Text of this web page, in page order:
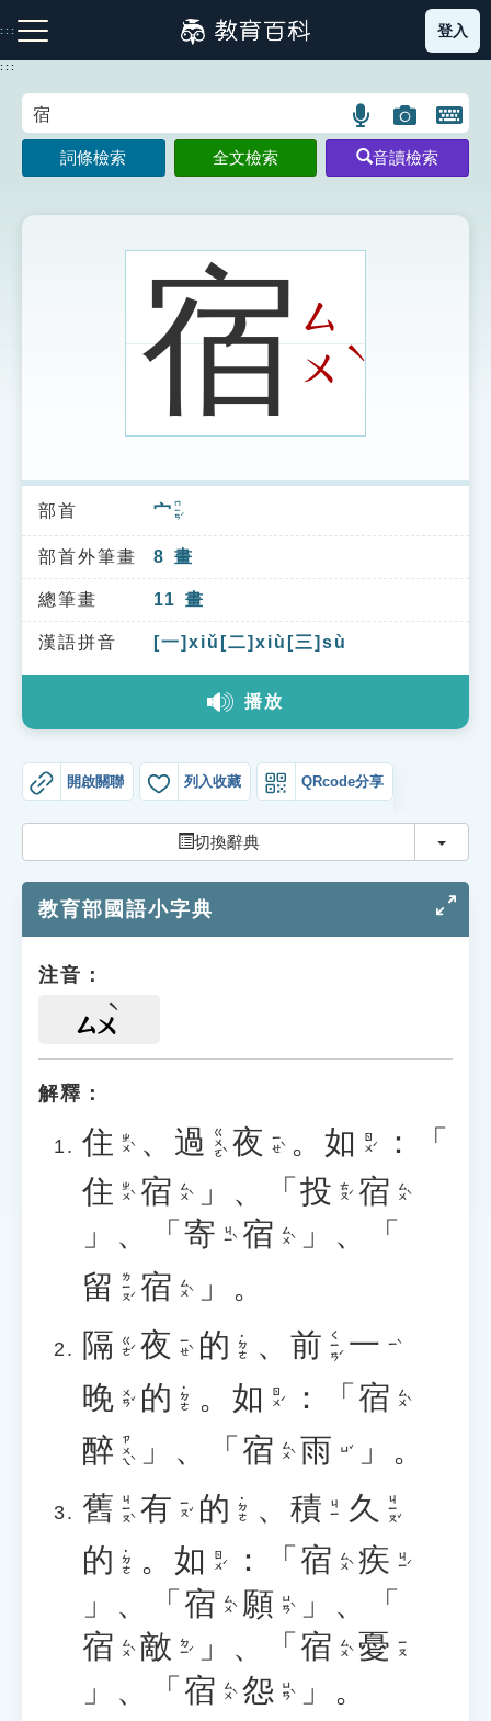
到
主
:::
注音索引圖示 筆畫索引圖示 部首索引表圖示
索引選單
知識索引
單字索引
生命大百科索引
登入
:::
語
言
搜
示
圖
片
搜
開
鍵
圖
詞條檢索 全文檢索 音讀檢索
宿ㄙ
ㄨˋ
部首 宀 ㄇㄧㄢˊ
部首外筆畫 8 畫
總筆畫 11 畫
漢語拼音 [一]xiǔ[二]xiù[三]sù
播放
開啟關聯 列入收藏 QRcode分享
切換辭典 切換
教育部國語小字典
注音：
ㄙㄨ
解釋：
住 ㄓㄨˋ 、 過 ㄍㄨㄛˋ 夜 ㄧㄝˋ 。 如 ㄖㄨˊ
：「
住 ㄓㄨˋ 宿 ㄙㄨˋ 」、「 投 ㄊㄡˊ 宿 ㄙㄨˋ
」、「 寄 ㄐㄧˋ 宿 ㄙㄨˋ
」、「
留 ㄌㄧㄡˊ 宿 ㄙㄨˋ
」。
隔 ㄍㄜˊ 夜 ㄧㄝˋ 的 ˙ㄉㄜ 、 前 ㄑㄧㄢˊ 一 ㄧˋ
晚 ㄨㄢˇ 的 ˙ㄉㄜ 。 如 ㄖㄨˊ ：「 宿 ㄙㄨˋ
醉 ㄗㄨㄟˋ 」、「 宿 ㄙㄨˋ 雨 ㄩˇ
」。
舊 ㄐㄧㄡˋ 有 ㄧㄡˇ 的 ˙ㄉㄜ 、 積 ㄐㄧ 久 ㄐㄧㄡˇ
的 ˙ㄉㄜ 。 如 ㄖㄨˊ ：「 宿 ㄙㄨˋ 疾 ㄐㄧˊ
」、「 宿 ㄙㄨˋ 願 ㄩㄢˋ
」、「
宿 ㄙㄨˋ 敵 ㄉㄧˊ 」、「 宿 ㄙㄨˋ 憂 ㄧㄡ
」、「 宿 ㄙㄨˋ 怨 ㄩㄢˋ
」。